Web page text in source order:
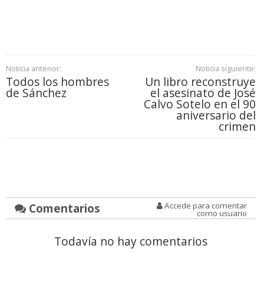
Noticia anterior:
Todos los hombres
de Sánchez
Noticia siguiente:
Un libro reconstruye
el asesinato de José
Calvo Sotelo en el 90
aniversario del
crimen
Comentarios Accede para comentar
como usuario
Todavía no hay comentarios